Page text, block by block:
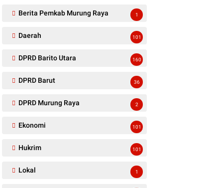
Berita Pemkab Murung Raya 1
Daerah 101
DPRD Barito Utara 160
DPRD Barut 36
DPRD Murung Raya 2
Ekonomi 101
Hukrim 101
Lokal 1